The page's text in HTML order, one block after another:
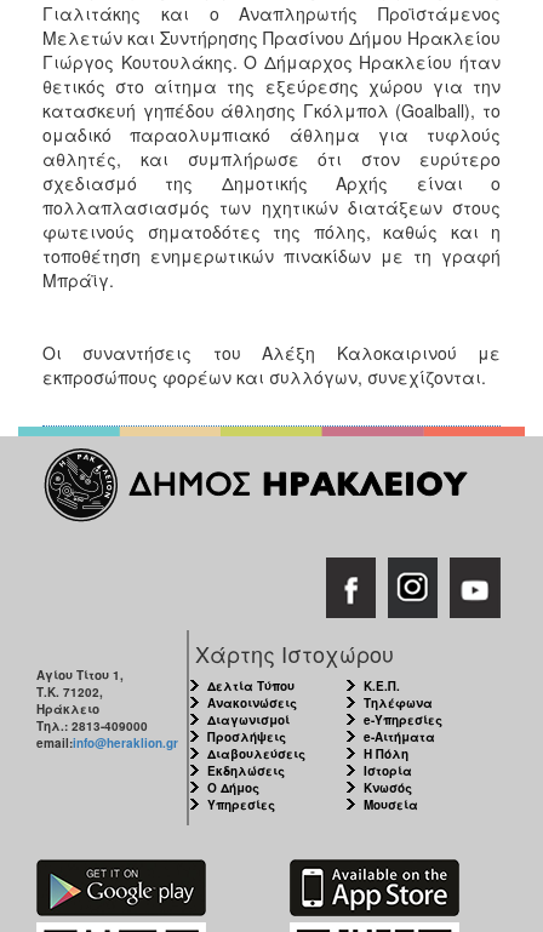
Γιαλιτάκης και ο Αναπληρωτής Προϊστάμενος
Μελετών και Συντήρησης Πρασίνου Δήμου Ηρακλείου
Γιώργος Κουτουλάκης. Ο Δήμαρχος Ηρακλείου ήταν
θετικός στο αίτημα της εξεύρεσης χώρου για την
κατασκευή γηπέδου άθλησης Γκόλμπολ (Goalball), το
ομαδικό παραολυμπιακό άθλημα για τυφλούς
αθλητές, και συμπλήρωσε ότι στον ευρύτερο
σχεδιασμό της Δημοτικής Αρχής είναι ο
πολλαπλασιασμός των ηχητικών διατάξεων στους
φωτεινούς σηματοδότες της πόλης, καθώς και η
τοποθέτηση ενημερωτικών πινακίδων με τη γραφή
Μπράϊγ.
Οι συναντήσεις του Αλέξη Καλοκαιρινού με
εκπροσώπους φορέων και συλλόγων, συνεχίζονται.
Αγίου Τίτου 1,
Τ.Κ. 71202,
Ηράκλειο
Τηλ.: 2813-409000
email:info@heraklion.gr
Χάρτης Ιστοχώρου
Δελτία Τύπου
Ανακοινώσεις
Διαγωνισμοί
Προσλήψεις
Διαβουλεύσεις
Εκδηλώσεις
Ο Δήμος
Υπηρεσίες
Κ.Ε.Π.
Τηλέφωνα
e-Υπηρεσίες
e-Αιτήματα
Η Πόλη
Ιστορία
Κνωσός
Μουσεία